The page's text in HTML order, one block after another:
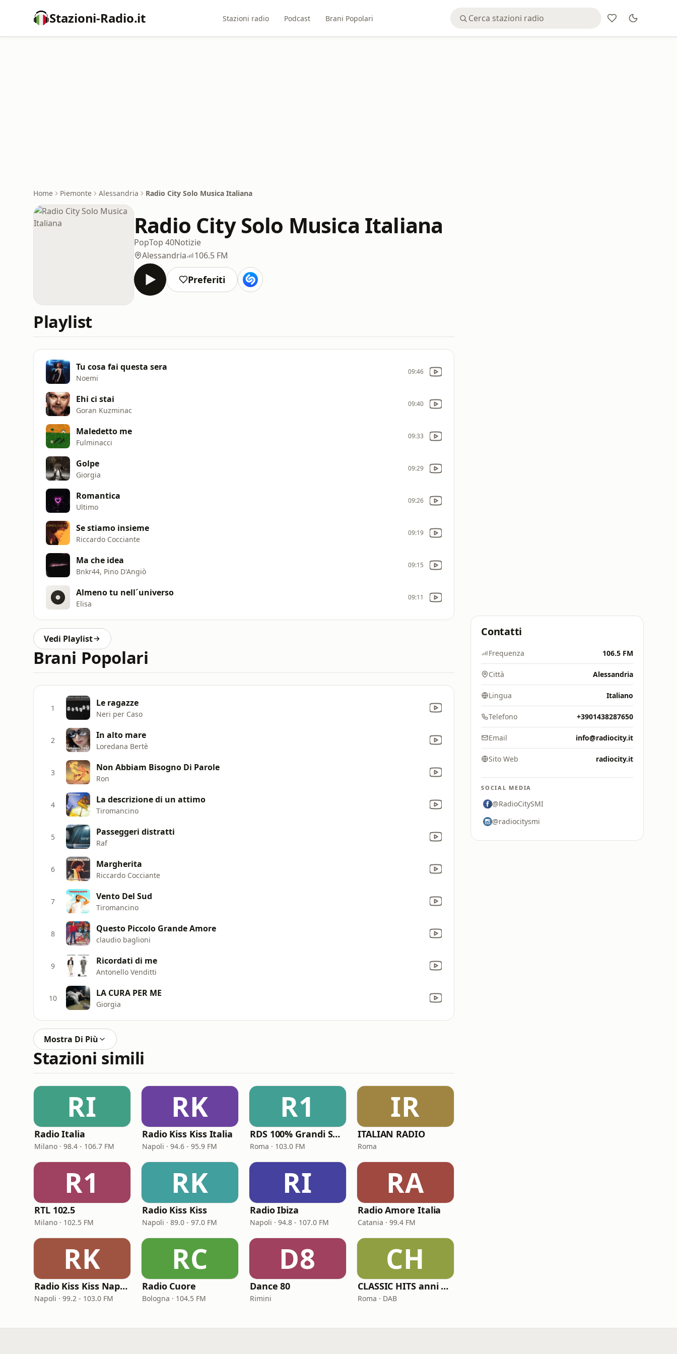
Stazioni-Radio.it Stazioni radio Podcast Brani Popolari
Home Piemonte Alessandria Radio City Solo Musica Italiana
Radio City Solo Musica Italiana
PopTop 40Notizie
Alessandria
106.5 FM
Preferiti
Playlist
Tu cosa fai questa sera
Noemi
09:46
Ehi ci stai
Goran Kuzminac
09:40
Maledetto me
Fulminacci
09:33
Golpe
Giorgia
09:29
Romantica
Ultimo
09:26
Se stiamo insieme
Riccardo Cocciante
09:19
Ma che idea
Bnkr44, Pino D'Angiò
09:15
Almeno tu nell´universo
Elisa
09:11
Vedi Playlist
Brani Popolari
1 Le ragazze
Neri per Caso
2 In alto mare
Loredana Bertè
3 Non Abbiam Bisogno Di Parole
Ron
4 La descrizione di un attimo
Tiromancino
5 Passeggeri distratti
Raf
6 Margherita
Riccardo Cocciante
7 Vento Del Sud
Tiromancino
8 Questo Piccolo Grande Amore
claudio baglioni
9 Ricordati di me
Antonello Venditti
10 LA CURA PER ME
Giorgia
Mostra Di Più
Stazioni simili
RI
Radio Italia
Milano · 98.4 - 106.7 FM
RK
Radio Kiss Kiss Italia
Napoli · 94.6 - 95.9 FM
R1
RDS 100% Grandi Successi
Roma · 103.0 FM
IR
ITALIAN RADIO
Roma
R1
RTL 102.5
Milano · 102.5 FM
RK
Radio Kiss Kiss
Napoli · 89.0 - 97.0 FM
RI
Radio Ibiza
Napoli · 94.8 - 107.0 FM
RA
Radio Amore Italia
Catania · 99.4 FM
RK
Radio Kiss Kiss Napoli
Napoli · 99.2 - 103.0 FM
RC
Radio Cuore
Bologna · 104.5 FM
D8
Dance 80
Rimini
CH
CLASSIC HITS anni 70 80 90
Roma · DAB
Contatti
Frequenza 106.5 FM
Città Alessandria
Lingua Italiano
Telefono +3901438287650
Email info@radiocity.it
Sito Web radiocity.it
SOCIAL MEDIA
@RadioCitySMI
@radiocitysmi